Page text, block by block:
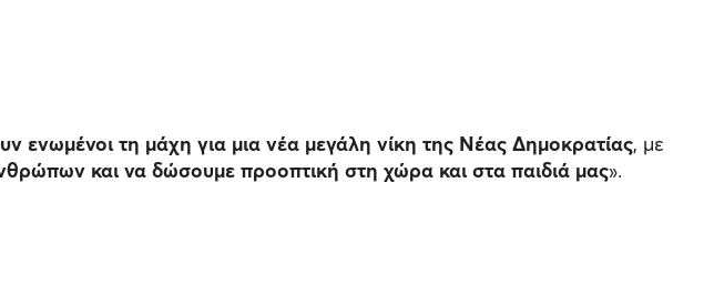
ενωμένοι τη μάχη για μια νέα μεγάλη νίκη της Νέας Δημοκρατίας, με
και να δώσουμε προοπτική στη χώρα και στα παιδιά μας».